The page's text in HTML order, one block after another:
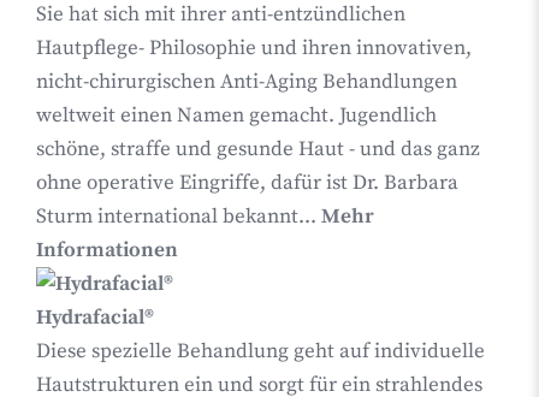
Sie hat sich mit ihrer anti-entzündlichen
Hautpflege- Philosophie und ihren innovativen,
nicht-chirurgischen Anti-Aging Behandlungen
weltweit einen Namen gemacht. Jugendlich
schöne, straffe und gesunde Haut - und das ganz
ohne operative Eingriffe, dafür ist Dr. Barbara
Sturm international bekannt... Mehr
Informationen
Hydrafacial®
Diese spezielle Behandlung geht auf individuelle
Hautstrukturen ein und sorgt für ein strahlendes